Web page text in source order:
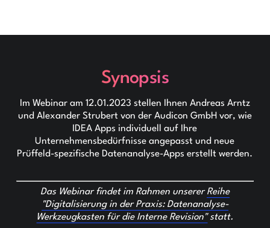
Synopsis
Im Webinar am 12.01.2023 stellen Ihnen Andreas Arntz
und Alexander Strubert von der Audicon GmbH vor, wie
IDEA Apps individuell auf Ihre
Unternehmensbedürfnisse angepasst und neue
Prüffeld-spezifische Datenanalyse-Apps erstellt werden.
Das Webinar findet im Rahmen unsererReihe
"Digitalisierung in der Praxis: Datenanalyse-
Werkzeugkasten für die Interne Revision"statt.